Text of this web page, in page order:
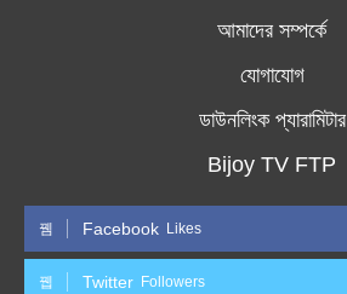
আমাদের সম্পর্কে
যোগাযোগ
ডাউনলিংক প্যারামিটার
Bijoy TV FTP
Facebook Likes
Twitter Followers